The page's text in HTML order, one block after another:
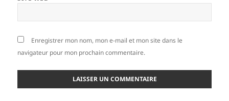
Enregistrer mon nom, mon e-mail et mon site dans le
navigateur pour mon prochain commentaire.